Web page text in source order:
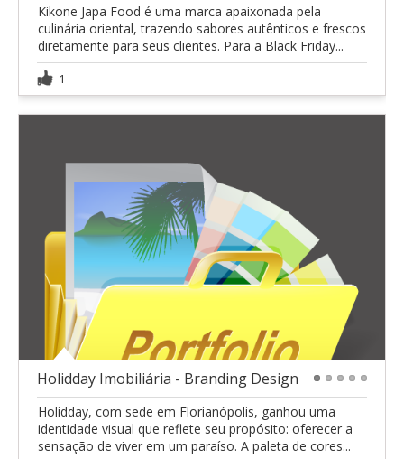
Kikone Japa Food é uma marca apaixonada pela
culinária oriental, trazendo sabores autênticos e frescos
diretamente para seus clientes. Para a Black Friday...
1
Holidday Imobiliária - Branding Design
Holidday, com sede em Florianópolis, ganhou uma
identidade visual que reflete seu propósito: oferecer a
sensação de viver em um paraíso. A paleta de cores...